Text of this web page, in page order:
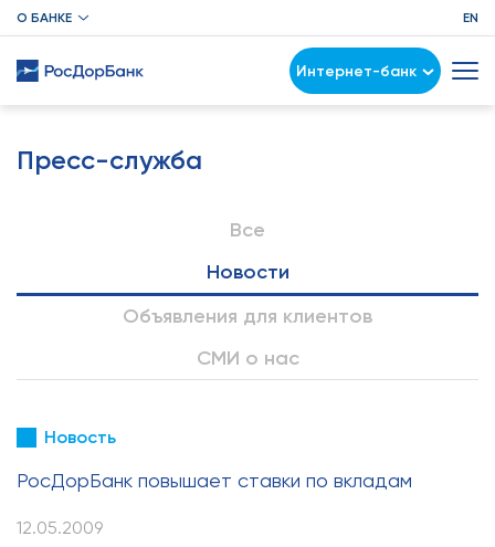
О БАНКЕ EN
Интернет-банк
Пресс-служба
Все
Новости
Объявления для клиентов
СМИ о нас
Новость
РосДорБанк повышает ставки по вкладам
12.05.2009